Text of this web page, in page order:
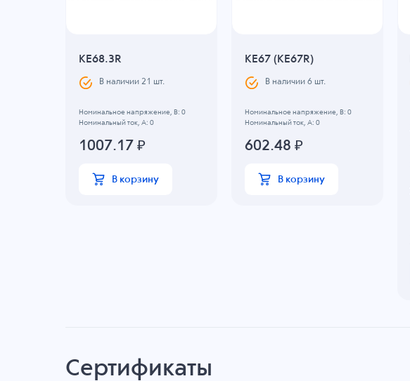
KE68.3R
В наличии21 шт.
Номинальное напряжение, B: 0
Номинальный ток, А: 0
1007.17 ₽
В корзину
KE67 (KE67R)
В наличии6 шт.
Номинальное напряжение, B: 0
Номинальный ток, А: 0
602.48 ₽
В корзину
Сертификаты